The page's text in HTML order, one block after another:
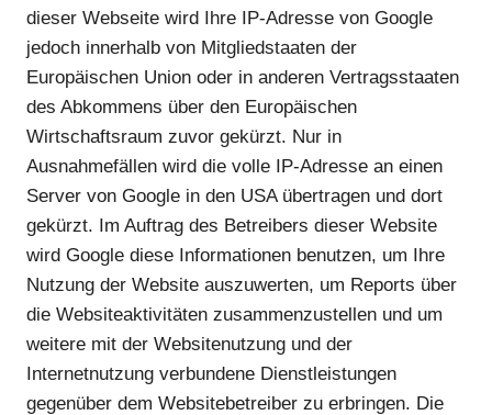
dieser Webseite wird Ihre IP-Adresse von Google
jedoch innerhalb von Mitgliedstaaten der
Europäischen Union oder in anderen Vertragsstaaten
des Abkommens über den Europäischen
Wirtschaftsraum zuvor gekürzt. Nur in
Ausnahmefällen wird die volle IP-Adresse an einen
Server von Google in den USA übertragen und dort
gekürzt. Im Auftrag des Betreibers dieser Website
wird Google diese Informationen benutzen, um Ihre
Nutzung der Website auszuwerten, um Reports über
die Websiteaktivitäten zusammenzustellen und um
weitere mit der Websitenutzung und der
Internetnutzung verbundene Dienstleistungen
gegenüber dem Websitebetreiber zu erbringen. Die